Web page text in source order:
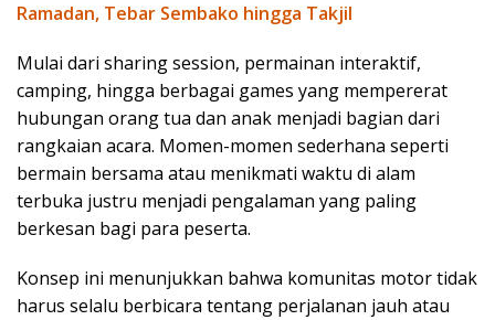
Ramadan, Tebar Sembako hingga Takjil
Mulai dari sharing session, permainan interaktif,
camping, hingga berbagai games yang mempererat
hubungan orang tua dan anak menjadi bagian dari
rangkaian acara. Momen-momen sederhana seperti
bermain bersama atau menikmati waktu di alam
terbuka justru menjadi pengalaman yang paling
berkesan bagi para peserta.
Konsep ini menunjukkan bahwa komunitas motor tidak
harus selalu berbicara tentang perjalanan jauh atau